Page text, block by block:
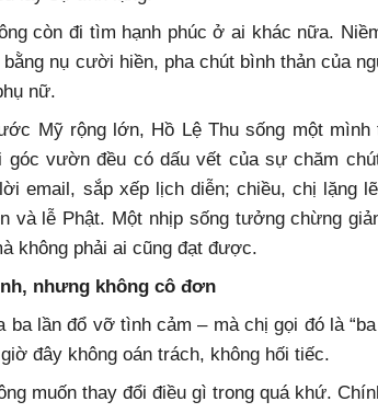
còn đi tìm hạnh phúc ở ai khác nữa.
nụ cười hiền, pha chút bình thản của
nữ.
Mỹ rộng lớn, Hồ Lệ Thu sống một
góc vườn đều có dấu vết của sự chăm
email, sắp xếp lịch diễn; chiều, chị lặng
và lễ Phật. Một nhịp sống tưởng chừng
không phải ai cũng đạt được.
nhưng không cô đơn
ba lần đổ vỡ tình cảm – mà chị gọi đó là
đây không oán trách, không hối tiếc.
muốn thay đổi điều gì trong quá khứ.